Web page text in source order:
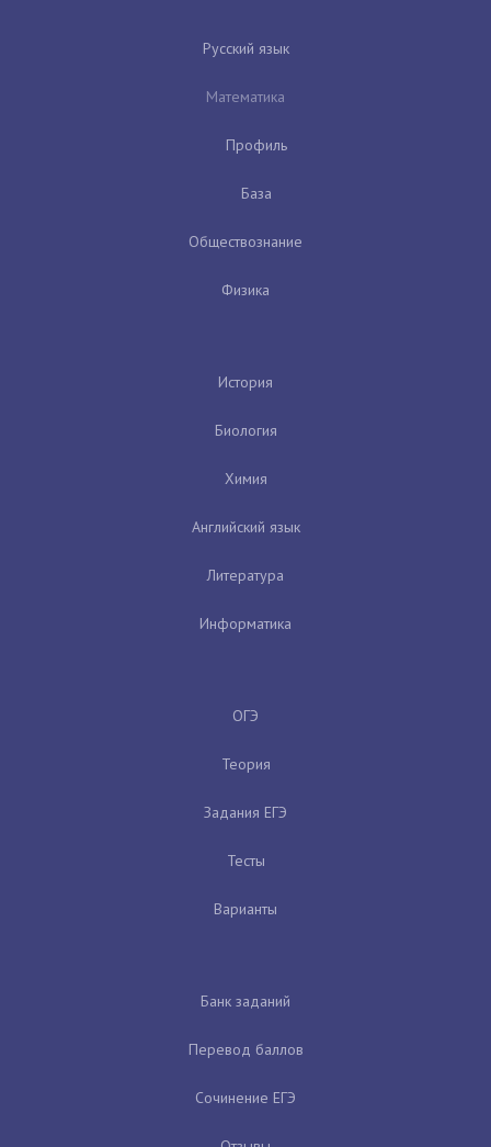
Русский язык
Математика
Профиль
База
Обществознание
Физика
История
Биология
Химия
Английский язык
Литература
Информатика
ОГЭ
Теория
Задания ЕГЭ
Тесты
Варианты
Банк заданий
Перевод баллов
Сочинение ЕГЭ